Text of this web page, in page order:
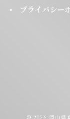
プライバシー
© 2026 岡山県